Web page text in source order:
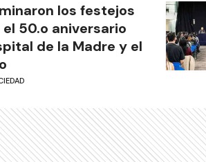
los festejos
50.o aniversario
de la Madre y el